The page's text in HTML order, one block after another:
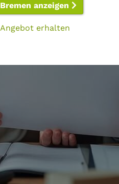
anzeigen
erhalten